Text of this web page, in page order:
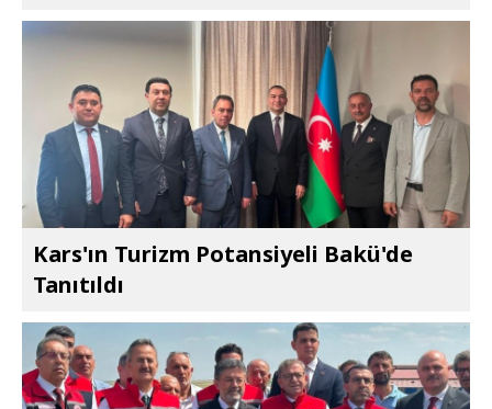
Kars'ın Turizm Potansiyeli Bakü'de
Tanıtıldı